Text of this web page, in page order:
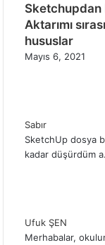
Sketchupdan
Aktarımı
hususlar
Mayıs 6, 2021
Sabır
SketchUp dosya
kadar düşürdüm
Ufuk ŞEN
Merhabalar,